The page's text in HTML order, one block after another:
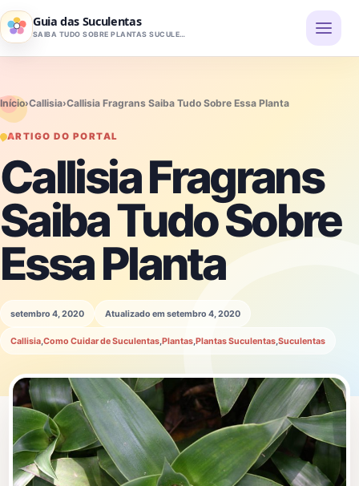
Pular para o conteúdo
Guia das Suculentas
SAIBA TUDO SOBRE PLANTAS SUCULENTAS
Início›Callisia›Callisia Fragrans Saiba Tudo Sobre Essa Planta
ARTIGO DO PORTAL
Callisia Fragrans
Saiba Tudo Sobre
Essa Planta
setembro 4, 2020 Atualizado em setembro 4, 2020
Callisia Como Cuidar de Suculentas Plantas Plantas Suculentas Suculentas